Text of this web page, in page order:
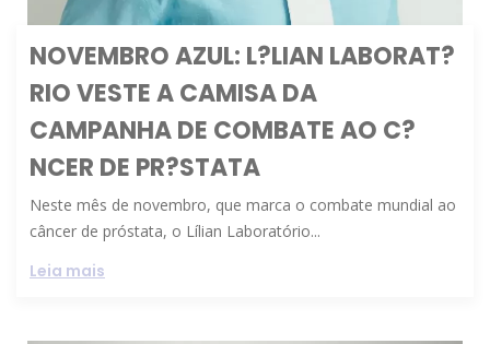
NOVEMBRO AZUL: L?LIAN LABORAT?
RIO VESTE A CAMISA DA
CAMPANHA DE COMBATE AO C?
NCER DE PR?STATA
Neste mês de novembro, que marca o combate mundial ao
câncer de próstata, o Lílian Laboratório...
Leia mais